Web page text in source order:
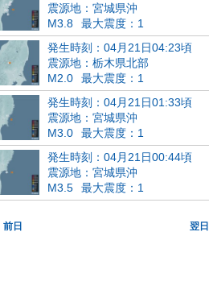
震源地：宮城県沖
M3.8
最大震度：1
発生時刻：04月21日04:23頃
震源地：栃木県北部
M2.0
最大震度：1
発生時刻：04月21日01:33頃
震源地：宮城県沖
M3.0
最大震度：1
発生時刻：04月21日00:44頃
震源地：宮城県沖
M3.5
最大震度：1
前日 翌日